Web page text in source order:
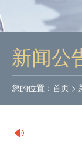
我的足迹
新闻公
您的位置： 首页 >